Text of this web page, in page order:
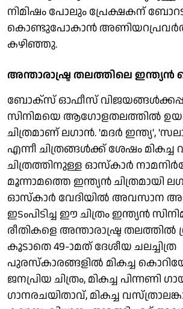
നിമിഷം പോലും പ്രേക്ഷകന്
കൊണ്ടുപോകാന്‍
കഴിഞ്ഞു.
അന്താരാഷ്ട്ര തലത്തിലെ ഇന്ത്യന്‍
ബോക്‌സ് ഓഫീസ്
സിനിമയെ ആഗോളതലത്തില്‍
ചിത്രമാണ് ലഗാന്‍. 'മദര്‍ ഇന്ത്യ',
എന്നീ ചിത്രങ്ങള്‍ക്ക് ശേഷം മികച്ച
ചിത്രത്തിനുള്ള ഓസ്‌കാര്‍
മൂന്നാമത്തെ ഇന്ത്യന്‍ ചിത്രമായി
ഓസ്‌കാര്‍ വേദിയില്‍ അവസാന
ഇടംപിടിച്ച ഈ ചിത്രം ഇന്ത്യന്‍
രീതികളെ അന്താരാഷ്ട്ര തലത്തില്‍
കൂടാതെ 49-ാമത് ദേശീയ ചലച്ചിത്ര
പുരസ്‌കാരങ്ങളില്‍ മികച്ച
ജനപ്രിയ ചിത്രം, മികച്ച പിന്നണി
ഗാനരചയിതാവ്, മികച്ച